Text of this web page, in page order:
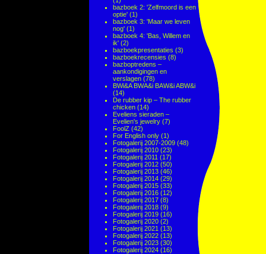
bazboek 2: 'Zelfmoord is een
optie' (1)
bazboek 3: 'Maar we leven
nog' (1)
bazboek 4: 'Bas, Willem en
ik' (2)
bazboekpresentaties (3)
bazboekrecensies (8)
bazboptredens –
aankondigingen en
verslagen (78)
BWi&A BWA&i BAW&i ABW&i
(14)
De rubber kip – The rubber
chicken (14)
Eveliens sieraden –
Evelien's jewelry (7)
FoolZ (42)
For English only (1)
Fotogalerij 2007-2009 (48)
Fotogalerij 2010 (23)
Fotogalerij 2011 (17)
Fotogalerij 2012 (50)
Fotogalerij 2013 (46)
Fotogalerij 2014 (29)
Fotogalerij 2015 (33)
Fotogalerij 2016 (12)
Fotogalerij 2017 (8)
Fotogalerij 2018 (9)
Fotogalerij 2019 (16)
Fotogalerij 2020 (2)
Fotogalerij 2021 (13)
Fotogalerij 2022 (13)
Fotogalerij 2023 (30)
Fotogalerij 2024 (16)